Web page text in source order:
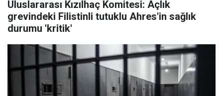
Uluslararası Kızılhaç Komitesi: Açlık
grevindeki Filistinli tutuklu Ahres'in sağlık
durumu 'kritik'